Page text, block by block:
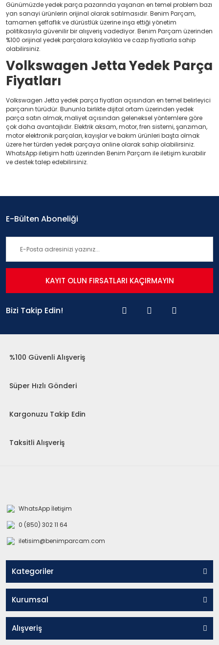
Günümüzde yedek parça pazarında yaşanan en temel problem bazı
yan sanayi ürünlerin orijinal olarak satılmasıdır. Benim Parçam,
tamamen şeffaflık ve dürüstlük üzerine inşa ettiği yönetim
politikasıyla güvenilir bir alışveriş vadediyor. Benim Parçam üzerinden
%100 orijinal yedek parçalara kolaylıkla ve cazip fiyatlarla sahip
olabilirsiniz.
Volkswagen Jetta Yedek Parça
Fiyatları
Volkswagen Jetta yedek parça fiyatları açısından en temel belirleyici
parçanın türüdür. Bununla birlikte dijital ortam üzerinden yedek
parça satın almak, maliyet açısından geleneksel yöntemlere göre
çok daha avantajlıdır. Elektrik aksam, motor, fren sistemi, şanzıman,
motor elektronik parçaları, kayışlar ve bakım ürünleri başta olmak
üzere her türden yedek parçaya online olarak sahip olabilirsiniz.
WhatsApp iletişim hattı üzerinden Benim Parçam ile iletişim kurabilir
ve destek talep edebilirsiniz.
E-Bülten Aboneliği
KAYIT OLUN FIRSATLARI KAÇIRMAYIN
Bizi Takip Edin!
%100 Güvenli Alışveriş
Süper Hızlı Gönderi
Kargonuzu Takip Edin
Taksitli Alışveriş
WhatsApp İletişim
0 (850) 302 11 64
iletisim@benimparcam.com
Kategoriler
Kurumsal
Alışveriş